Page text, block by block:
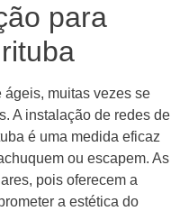
para
muitas vezes se
A instalação de redes de
é uma medida eficaz
ou escapem. As
pois oferecem a
a estética do